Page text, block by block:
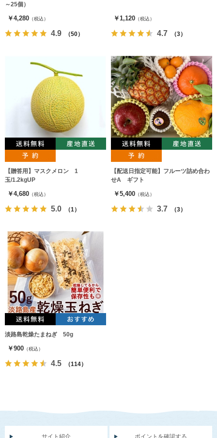
～25個）
￥4,280 （税込）
4.9 （50）
￥1,120 （税込）
4.7 （3）
【贈答用】マスクメロン 1
玉/1.2kgUP
￥4,680 （税込）
5.0 （1）
【配送日指定可能】フルーツ詰め合わ
せA ギフト
￥5,400 （税込）
3.7 （3）
淡路島乾燥たまねぎ 50g
￥900 （税込）
4.5 （114）